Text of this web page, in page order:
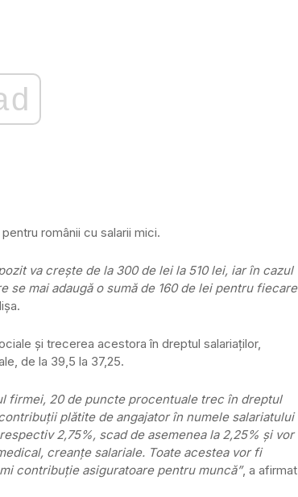
românii cu salarii mici.
va creşte de la 300 de lei la 510 lei, iar în cazul
mai adaugă o sumă de 160 de lei pentru fiecare
şi trecerea acestora în dreptul salariaţilor,
de la 39,5 la 37,25.
firmei, 20 de puncte procentuale trec în dreptul
plătite de angajator în numele salariatului
2,75%, scad de asemenea la 2,25% şi vor
creanţe salariale. Toate acestea vor fi
contribuţie asiguratoare pentru muncă”, a afirmat